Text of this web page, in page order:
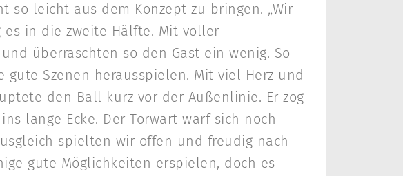
so leicht aus dem Konzept zu bringen. „Wir
es in die zweite Hälfte. Mit voller
überraschten so den Gast ein wenig. So
Szenen herausspielen. Mit viel Herz und
den Ball kurz vor der Außenlinie. Er zog
lange Ecke. Der Torwart warf sich noch
spielten wir offen und freudig nach
gute Möglichkeiten erspielen, doch es